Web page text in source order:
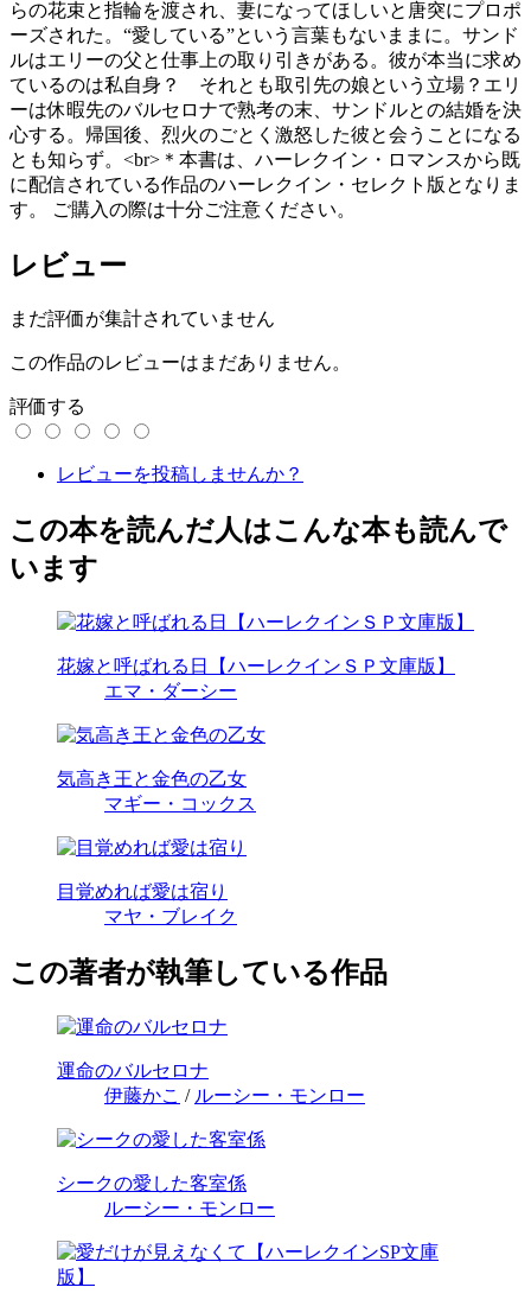
らの花束と指輪を渡され、妻になってほしいと唐突にプロポ
ーズされた。“愛している”という言葉もないままに。サンド
ルはエリーの父と仕事上の取り引きがある。彼が本当に求め
ているのは私自身？ それとも取引先の娘という立場？エリ
ーは休暇先のバルセロナで熟考の末、サンドルとの結婚を決
心する。帰国後、烈火のごとく激怒した彼と会うことになる
とも知らず。<br>＊本書は、ハーレクイン・ロマンスから既
に配信されている作品のハーレクイン・セレクト版となりま
す。 ご購入の際は十分ご注意ください。
レビュー
まだ評価が集計されていません
この作品のレビューはまだありません。
評価する
レビューを投稿しませんか？
この本を読んだ人はこんな本も読んで
います
花嫁と呼ばれる日【ハーレクインＳＰ文庫版】
エマ・ダーシー
気高き王と金色の乙女
マギー・コックス
目覚めれば愛は宿り
マヤ・ブレイク
この著者が執筆している作品
運命のバルセロナ
伊藤かこ / ルーシー・モンロー
シークの愛した客室係
ルーシー・モンロー